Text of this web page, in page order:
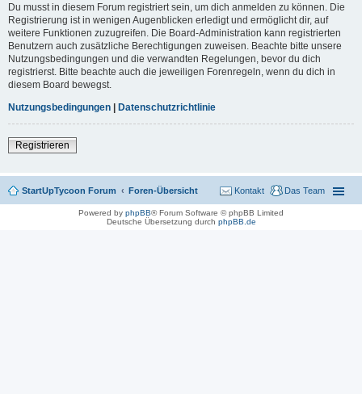
Du musst in diesem Forum registriert sein, um dich anmelden zu können. Die
Registrierung ist in wenigen Augenblicken erledigt und ermöglicht dir, auf
weitere Funktionen zuzugreifen. Die Board-Administration kann registrierten
Benutzern auch zusätzliche Berechtigungen zuweisen. Beachte bitte unsere
Nutzungsbedingungen und die verwandten Regelungen, bevor du dich
registrierst. Bitte beachte auch die jeweiligen Forenregeln, wenn du dich in
diesem Board bewegst.
Nutzungsbedingungen | Datenschutzrichtlinie
Registrieren
StartUpTycoon Forum Foren-Übersicht Das Team
Kontakt
Powered by phpBB® Forum Software © phpBB Limited
Deutsche Übersetzung durch phpBB.de